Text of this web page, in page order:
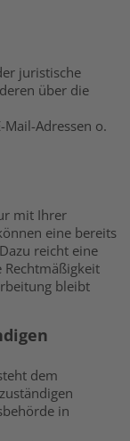
juristische
über die
Mail-Adressen o.
mit Ihrer
eine bereits
reicht eine
bleibt
dem
in